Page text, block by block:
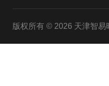
版权所有 © 2026 天津智易